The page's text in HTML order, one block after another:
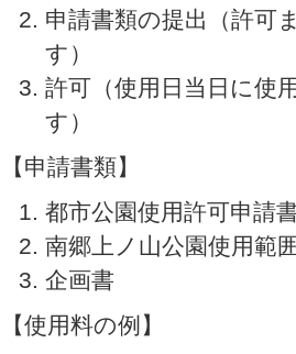
申請書類の提出（許可
す）
許可（使用日当日に使
す）
【申請書類】
都市公園使用許可申請
南郷上ノ山公園使用範
企画書
【使用料の例】